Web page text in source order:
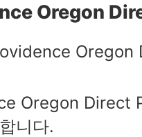
Oregon
Oregon
Oregon Direct
니다.